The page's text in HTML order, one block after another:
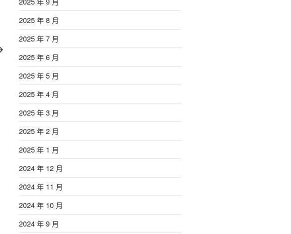
2025 年 8 月
2025 年 7 月
2025 年 6 月
2025 年 5 月
2025 年 4 月
2025 年 3 月
2025 年 2 月
2025 年 1 月
2024 年 12 月
2024 年 11 月
2024 年 10 月
2024 年 9 月